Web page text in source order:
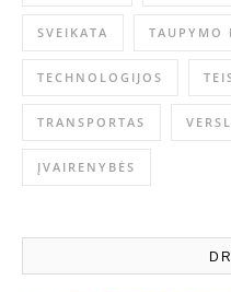
SVEIKATA TAUPYMO
TECHNOLOGIJOS
TRANSPORTAS
ĮVAIRENYBĖS